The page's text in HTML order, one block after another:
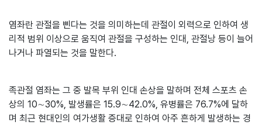
본문
염좌란 관절을 삔다는 것을 의미하는데 관절이 외력으로 인하여 생
리적 범위 이상으로 움직여 관절을 구성하는 인대, 관절낭 등이 늘어
나거나 파열되는 것을 말한다.​
족관절 염좌는 그 중 발목 부위 인대 손상을 말하며 전체 스포츠 손
상의 10∼30%, 발생률은 15.9∼42.0%, 유병률은 76.7%에 달하
며 최근 현대인의 여가생활 증대로 인하여 아주 흔하게 발생하는 경